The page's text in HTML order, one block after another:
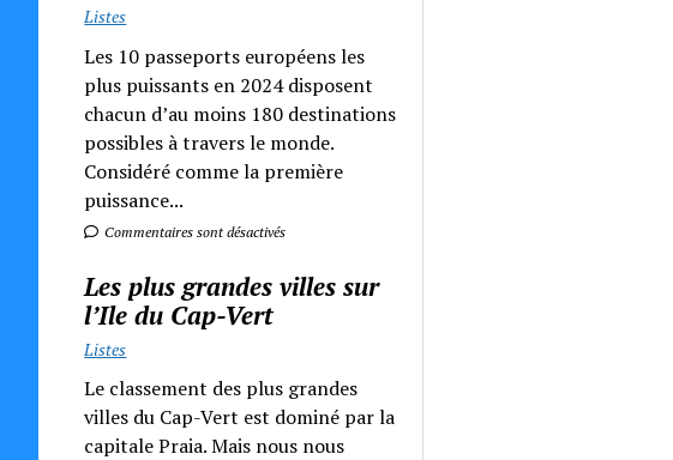
Listes
Les 10 passeports européens les
plus puissants en 2024 disposent
chacun d’au moins 180 destinations
possibles à travers le monde.
Considéré comme la première
puissance...
Commentaires sont désactivés
Les plus grandes villes sur
l’Ile du Cap-Vert
Listes
Le classement des plus grandes
villes du Cap-Vert est dominé par la
capitale Praia. Mais nous nous